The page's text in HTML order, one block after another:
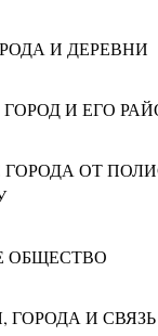
И ДЕРЕВНИ
И ЕГО
ГОРОДА ОТ
ОБЩЕСТВО
ГОРОДА И